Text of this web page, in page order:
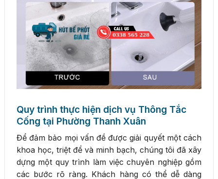
Quy trình thực hiện dịch vụ Thông Tắc
Cống tại Phường Thanh Xuân
Để đảm bảo mọi vấn đề được giải quyết một cách
khoa học, triệt để và minh bạch, chúng tôi đã xây
dựng một quy trình làm việc chuyên nghiệp gồm
các bước rõ ràng. Khách hàng có thể dễ dàng